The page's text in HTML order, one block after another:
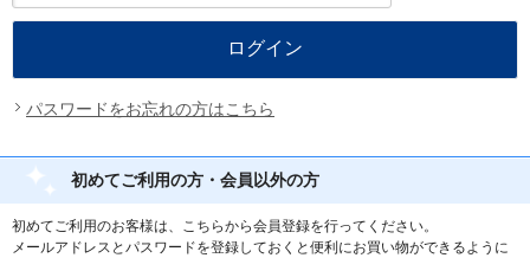
パスワードをお忘れの方はこちら
初めてご利用の方・会員以外の方
初めてご利用のお客様は、こちらから会員登録を行ってください。
メールアドレスとパスワードを登録しておくと便利にお買い物ができるように